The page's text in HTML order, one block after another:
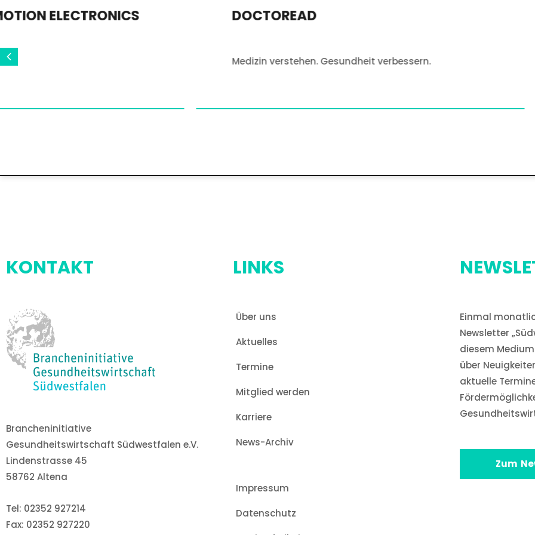
BRANDGROUP HOCHSCHULE HAMM-
Deine Zukunft!
KONTAKT
Brancheninitiative
Gesundheitswirtschaft Südwestfalen e.V.
Lindenstrasse 45
58762 Altena
Tel: 02352 927214
Fax: 02352 927220
LINKS
Über uns
Aktuelles
Termine
Mitglied werden
Karriere
News-Archiv
Impressum
Datenschutz
Einmal
Newsletter
diesem
über
aktuelle
Zum